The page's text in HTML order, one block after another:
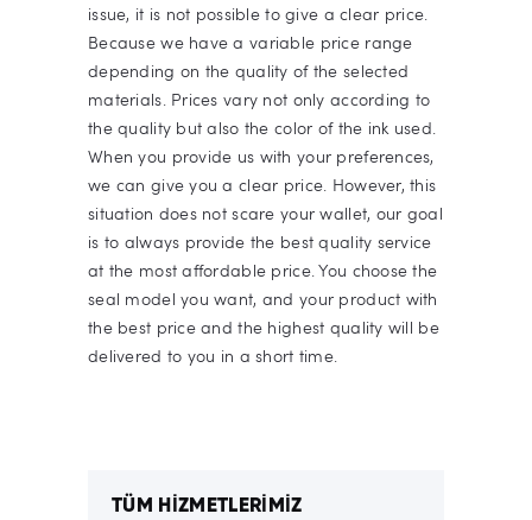
issue, it is not possible to give a clear price.
Because we have a variable price range
depending on the quality of the selected
materials. Prices vary not only according to
the quality but also the color of the ink used.
When you provide us with your preferences,
we can give you a clear price. However, this
situation does not scare your wallet, our goal
is to always provide the best quality service
at the most affordable price. You choose the
seal model you want, and your product with
the best price and the highest quality will be
delivered to you in a short time.
TÜM HİZMETLERİMİZ